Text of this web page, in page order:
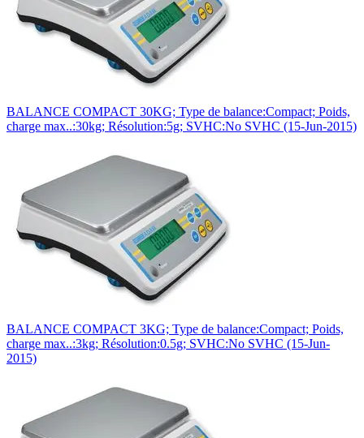
BALANCE COMPACT 30KG; Type de balance:Compact; Poids,
charge max..:30kg; Résolution:5g; SVHC:No SVHC (15-Jun-2015)
BALANCE COMPACT 3KG; Type de balance:Compact; Poids,
charge max..:3kg; Résolution:0.5g; SVHC:No SVHC (15-Jun-
2015)